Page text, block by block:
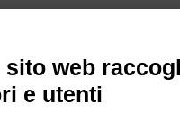
sito web
e utenti